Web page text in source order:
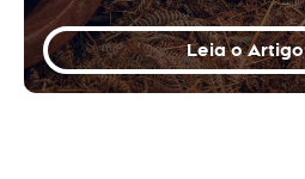
Leia o Artigo